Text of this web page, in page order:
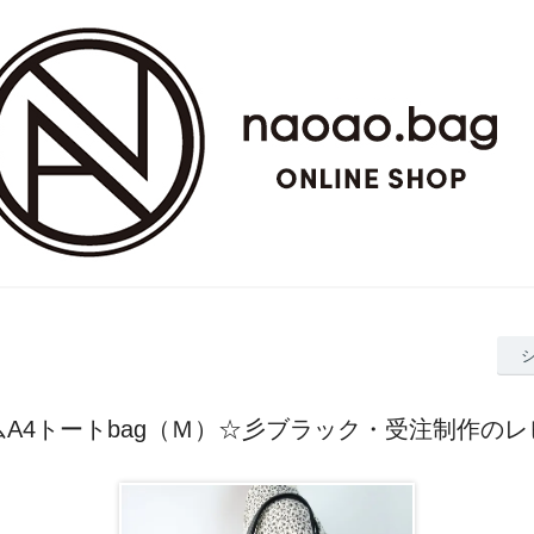
A4トートbag（Ｍ）☆彡ブラック・受注制作のレ